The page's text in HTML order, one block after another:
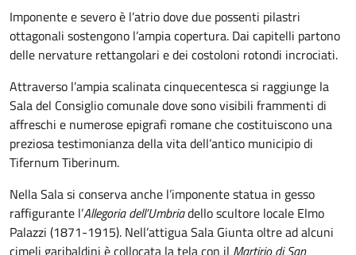
Imponente e severo è l’atrio dove due possenti pilastri
ottagonali sostengono l’ampia copertura. Dai capitelli partono
delle nervature rettangolari e dei costoloni rotondi incrociati.
Attraverso l’ampia scalinata cinquecentesca si raggiunge la
Sala del Consiglio comunale dove sono visibili frammenti di
affreschi e numerose epigrafi romane che costituiscono una
preziosa testimonianza della vita dell’antico municipio di
Tifernum Tiberinum.
Nella Sala si conserva anche l’imponente statua in gesso
raffigurante l’Allegoria dell’Umbriadello scultore locale Elmo
Palazzi (1871-1915). Nell’attigua Sala Giunta oltre ad alcuni